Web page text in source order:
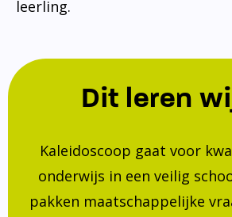
leerling.
Dit leren
Kaleidoscoop gaat voor
onderwijs in een veilig
pakken maatschappelijke